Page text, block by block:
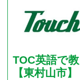
TOC英語で
【東村山市】